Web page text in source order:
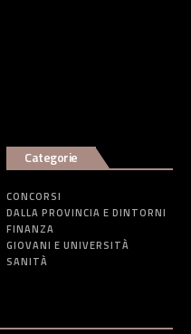
Categorie
CONCORSI
DALLA PROVINCIA E DINTORNI
FINANZA
GIOVANI E UNIVERSITÀ
SANITÀ